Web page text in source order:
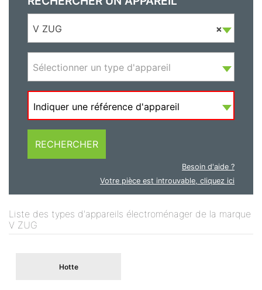
×
V ZUG
Sélectionner un type d'appareil
Indiquer une référence d'appareil
RECHERCHER
Besoin d'aide ?
Votre pièce est introuvable, cliquez ici
Liste des types d'appareils électroménager de la marque
V ZUG
Hotte